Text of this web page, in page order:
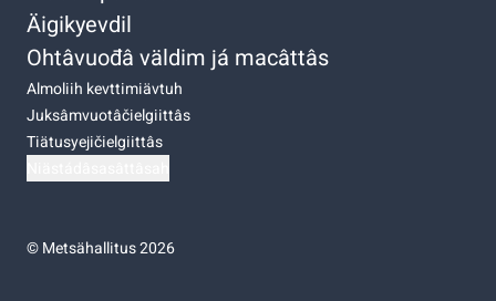
Äigikyevdil
Ohtâvuođâ väldim já macâttâs
Almoliih kevttimiävtuh
Juksâmvuotâčielgiittâs
Tiätusyejičielgiittâs
©Metsähallitus 2026